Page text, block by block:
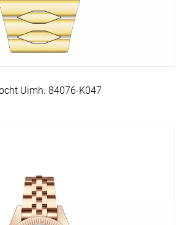
Uimh. 84076-K047